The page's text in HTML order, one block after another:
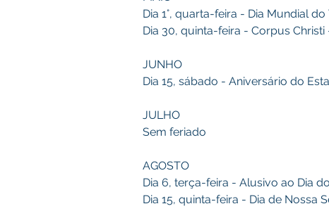
Dia 1°, quarta-feira - Dia Mundial
Dia 30, quinta-feira - Corpus
JUNHO
Dia 15, sábado - Aniversário do
JULHO
Sem feriado
AGOSTO
Dia 6, terça-feira - Alusivo ao Dia
Dia 15, quinta-feira - Dia de Nossa